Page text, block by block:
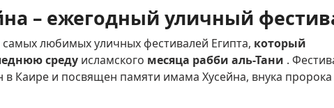
– ежегодный уличный
любимых уличных фестивалей Египта, который
среду исламского месяца рабби аль-Тани .
в Каире и посвящен памяти имама Хусейна, внука пророка